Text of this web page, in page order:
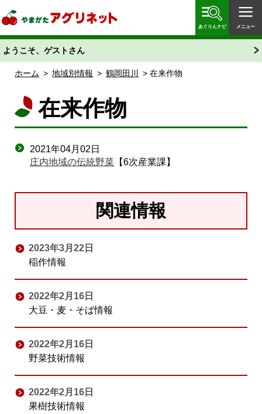
「あぐりん」
あぐりんナビ メニュー
ようこそ、ゲストさん
ホーム > 地域別情報 > 鶴岡田川 > 在来作物
在来作物
2021年04月02日
庄内地域の伝統野菜 【6次産業課】
関連情報
2023年3月22日
稲作情報
2022年2月16日
大豆・麦・そば情報
2022年2月16日
野菜技術情報
2022年2月16日
果樹技術情報